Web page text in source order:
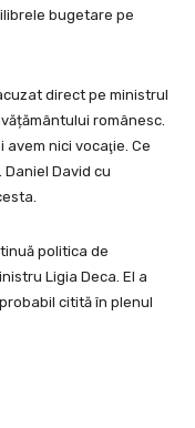
bugetare pe
direct pe ministrul
românesc.
avem nici vocaţie. Ce
David cu
politica de
Ligia Deca. El a
citită în plenul